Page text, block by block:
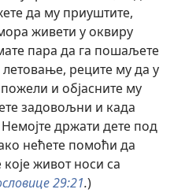
да му приуштите,
живети у оквиру
пара да га пошаљете
летовање, реците му да у
и објасните му
задовољни и када
држати дете под
нећете помоћи да
живот носи са
29:21.)